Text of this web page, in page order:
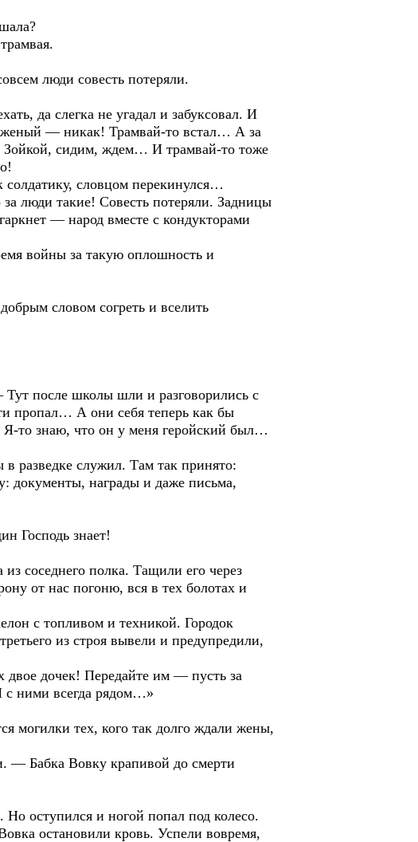
люди совесть потеряли.
да слегка не угадал и забуксовал. И
— никак! Трамвай-то встал… А за
сидим, ждем… И трамвай-то тоже
словцом перекинулся…
люди такие! Совесть потеряли. Задницы
— народ вместе с кондукторами
войны за такую оплошность и
словом согреть и вселить
после школы шли и разговорились с
пропал… А они себя теперь как бы
Я-то знаю, что он у меня геройский был…
разведке служил. Там так принято:
документы, награды и даже письма,
Господь знает!
соседнего полка. Тащили его через
от нас погоню, вся в тех болотах и
с топливом и техникой. Городок
из строя вывели и предупредили,
дочек! Передайте им — пусть за
с ними всегда рядом…»
могилки тех, кого так долго ждали жены,
— Бабка Вовку крапивой до смерти
оступился и ногой попал под колесо.
остановили кровь. Успели вовремя,